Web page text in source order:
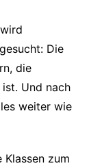
Die
die
Und nach
weiter wie
Klassen zum